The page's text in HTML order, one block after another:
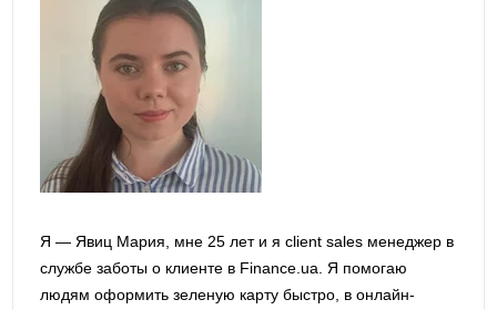
Я — Явиц Мария, мне 25 лет и я сlient sales менеджер в
службе заботы о клиенте в Finance.ua. Я помогаю
людям оформить зеленую карту быстро, в онлайн-